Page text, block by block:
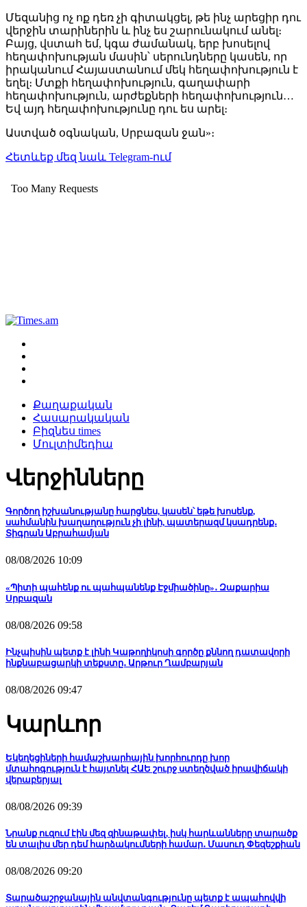
Մեզանից ոչ ոք դեռ չի գիտակցել, թե ինչ արեցիր դու
վերջին տարիներին և ինչ ես շարունակում անել։
Բայց, վստահ եմ, կգա ժամանակ, երբ խոսելով
հեղափոխության մասին՝ սերունդները կասեն, որ
իրականում Հայաստանում մեկ հեղափոխություն է
եղել։ Մտքի հեղափոխություն, գաղափարի
հեղափոխություն, արժեքների հեղափոխություն…
Եվ այդ հեղափոխությունը դու ես արել։
Աստված օգնական, Սրբազան ջան»։
Հետևեք մեզ նաև Telegram-ում
Քաղաքական
Հասարակական
Բիզնես times
Մուլտիմեդիա
Վերջինները
Գործող իշխանությանը հարցնես, կասեն՝ եթե խոսենք,
սահմանին խաղաղություն չի լինի, պատերազմ կսադրենք․
Տիգրան Աբրահամյան
08/08/2026 10:09
«Պիտի պահենք ու պահպանենք Էջմիածինը»․ Զաքարիա
Սրբազան
08/08/2026 09:58
Ինչպիսին պետք է լինի Կաթողիկոսի գործը քննող դատավորի
ինքնաբացարկի տեքստը․ Արթուր Ղամբարյան
08/08/2026 09:47
Կարևոր
Եկեղեցիների համաշխարհային խորհուրդը խոր
մտահոգություն է հայտնել ՀԱԵ շուրջ ստեղծված իրավիճակի
վերաբերյալ
08/08/2026 09:39
Նրանք ուզում էին մեզ զինաթափել, իսկ հարևանները տարածք
են տալիս մեր դեմ հարձակումների համար․ Մասուդ Փեզեշքիան
08/08/2026 09:20
Տարածաշրջանային անվտանգությունը պետք է ապահովվի